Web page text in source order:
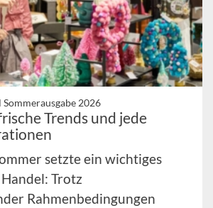
2026
Trends und jede
setzte ein wichtiges
Trotz
Rahmenbedingungen